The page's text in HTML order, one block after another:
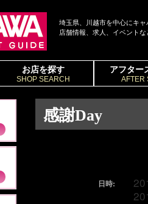
埼玉県、川越市を中心にキ
店舗情報、求人、イベント
お店を探す
SHOP SEARCH
アフター
AFTER
感謝Day
日時: